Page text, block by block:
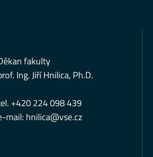
fakulty
Ing. Jiří Hnilica, Ph.D.
+420 224 098 439
mail: hnilica@vse.cz